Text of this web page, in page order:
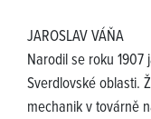
JAROSLAV VÁŇA
Narodil se roku 1907
Sverdlovské oblasti.
mechanik v továrně